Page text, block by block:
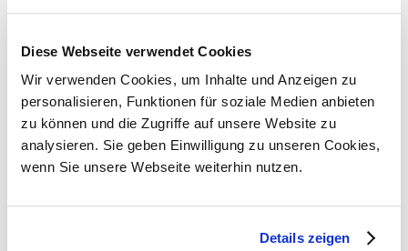
Diese Webseite verwendet Cookies
Wir verwenden Cookies, um Inhalte und Anzeigen zu
personalisieren, Funktionen für soziale Medien anbieten
zu können und die Zugriffe auf unsere Website zu
analysieren. Sie geben Einwilligung zu unseren Cookies,
wenn Sie unsere Webseite weiterhin nutzen.
Details zeigen
Master Plan
Refurbishment
Research Project
company profile
Management
Team
Gerhard Hausladen
Office Building
Technical Resource
Memberships